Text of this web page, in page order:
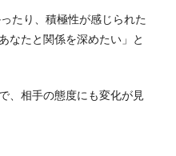
たり、積極性が感じられた
なたと関係を深めたい」と
、相手の態度にも変化が見